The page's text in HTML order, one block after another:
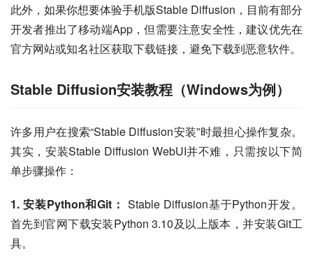
此外，如果你想要体验手机版Stable Diffusion，目前有部分
开发者推出了移动端App，但需要注意安全性，建议优先在
官方网站或知名社区获取下载链接，避免下载到恶意软件。
Stable Diffusion安装教程（Windows为例）
许多用户在搜索“Stable Diffusion安装”时最担心操作复杂。
其实，安装Stable Diffusion WebUI并不难，只需按以下简
单步骤操作：
1. 安装Python和Git： Stable Diffusion基于Python开发。
首先到官网下载安装Python 3.10及以上版本，并安装Git工
具。